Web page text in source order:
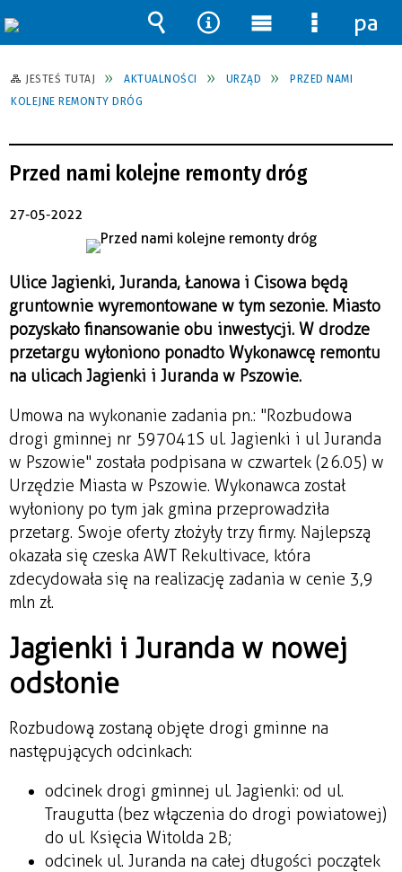
JESTEŚ TUTAJ AKTUALNOŚCI URZĄD
PRZED NAMI
KOLEJNE REMONTY DRÓG
Przed nami kolejne remonty dróg
27-05-2022
Ulice Jagienki, Juranda, Łanowa i Cisowa będą
gruntownie wyremontowane w tym sezonie. Miasto
pozyskało finansowanie obu inwestycji. W drodze
przetargu wyłoniono ponadto Wykonawcę remontu
na ulicach Jagienki i Juranda w Pszowie.
Umowa na wykonanie zadania pn.: "Rozbudowa
drogi gminnej nr 597041S ul. Jagienki i ul Juranda
w Pszowie" została podpisana w czwartek (26.05) w
Urzędzie Miasta w Pszowie. Wykonawca został
wyłoniony po tym jak gmina przeprowadziła
przetarg. Swoje oferty złożyły trzy firmy. Najlepszą
okazała się czeska AWT Rekultivace, która
zdecydowała się na realizację zadania w cenie 3,9
mln zł.
Jagienki i Juranda w nowej
odsłonie
Rozbudową zostaną objęte drogi gminne na
następujących odcinkach:
odcinek drogi gminnej ul. Jagienki: od ul.
Traugutta (bez włączenia do drogi powiatowej)
do ul. Księcia Witolda 2B;
odcinek ul. Juranda na całej długości początek
Wyszukiwarka
Narzędzia
Menu
główne
Menu